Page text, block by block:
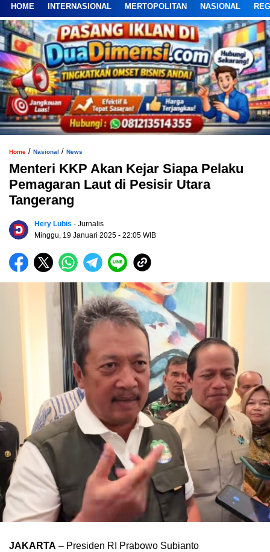
HOME INTERNASIONAL MERTOPOLITAN NASIONAL
Home / Nasional / News
Menteri KKP Akan Kejar Siapa Pelaku
Pemagaran Laut di Pesisir Utara
Tangerang
Hery Lubis - Jurnalis
Minggu, 19 Januari 2025 - 22:05 WIB
JAKARTA – Presiden RI Prabowo Subianto